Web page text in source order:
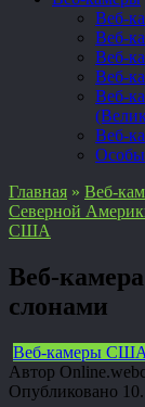
Веб-
Веб-
Веб-
Веб-
Веб-
Веб-
Главная » Веб-
Северной
США
Веб-
слонами
Веб-камеры США
Автор
Опубликовано